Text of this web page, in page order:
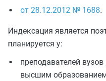
от 28.12.2012 № 1688.
Индексация является
планируется у:
преподавателей
высшим